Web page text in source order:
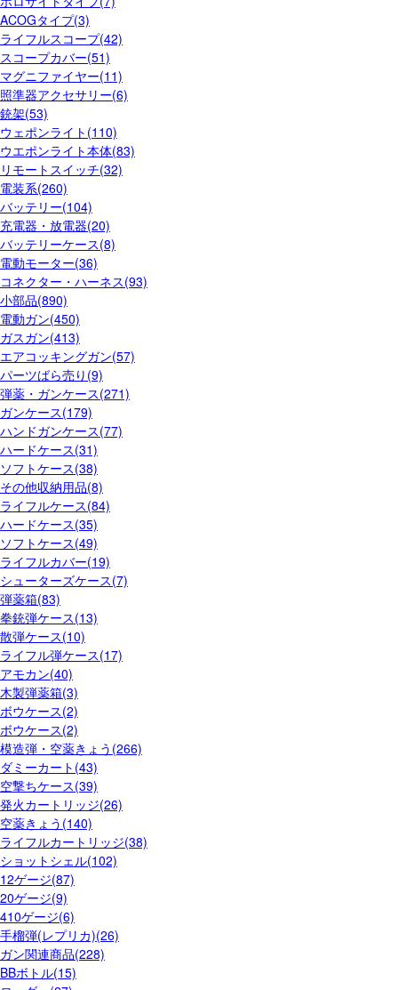
ACOGタイプ(3)
ライフルスコープ(42)
スコープカバー(51)
マグニファイヤー(11)
照準器アクセサリー(6)
銃架(53)
ウェポンライト(110)
ウエポンライト本体(83)
リモートスイッチ(32)
電装系(260)
バッテリー(104)
充電器・放電器(20)
バッテリーケース(8)
電動モーター(36)
コネクター・ハーネス(93)
小部品(890)
電動ガン(450)
ガスガン(413)
エアコッキングガン(57)
パーツばら売り(9)
弾薬・ガンケース(271)
ガンケース(179)
ハンドガンケース(77)
ハードケース(31)
ソフトケース(38)
その他収納用品(8)
ライフルケース(84)
ハードケース(35)
ソフトケース(49)
ライフルカバー(19)
シューターズケース(7)
弾薬箱(83)
拳銃弾ケース(13)
散弾ケース(10)
ライフル弾ケース(17)
アモカン(40)
木製弾薬箱(3)
ボウケース(2)
ボウケース(2)
模造弾・空薬きょう(266)
ダミーカート(43)
空撃ちケース(39)
発火カートリッジ(26)
空薬きょう(140)
ライフルカートリッジ(38)
ショットシェル(102)
12ゲージ(87)
20ゲージ(9)
410ゲージ(6)
手榴弾(レプリカ)(26)
ガン関連商品(228)
BBボトル(15)